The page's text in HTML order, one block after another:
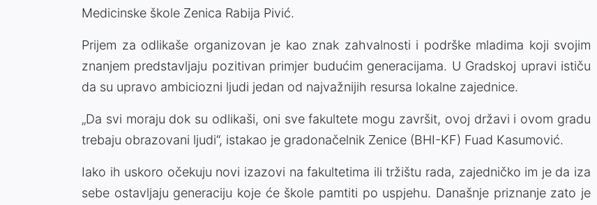
Medicinske škole Zenica Rabija Pivić.
Prijem za odlikaše organizovan je kao znak zahvalnosti i podrške mladima koji svojim
znanjem predstavljaju pozitivan primjer budućim generacijama. U Gradskoj upravi ističu
da su upravo ambiciozni ljudi jedan od najvažnijih resursa lokalne zajednice.
„Da svi moraju dok su odlikaši, oni sve fakultete mogu završit, ovoj državi i ovom gradu
trebaju obrazovani ljudi“, istakao je gradonačelnik Zenice (BHI-KF) Fuad Kasumović.
Iako ih uskoro očekuju novi izazovi na fakultetima ili tržištu rada, zajedničko im je da iza
sebe ostavljaju generaciju koje će škole pamtiti po uspjehu. Današnje priznanje zato je